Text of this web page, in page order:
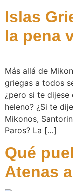
Islas
la pena
Más allá de
griegas a todos
¿pero si te dijese
heleno? ¿Si te
Mikonos,
Paros? La […]
Qué
Atenas